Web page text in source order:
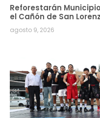
Reforestarán Municipio
el Cañón de San
agosto 9, 2026